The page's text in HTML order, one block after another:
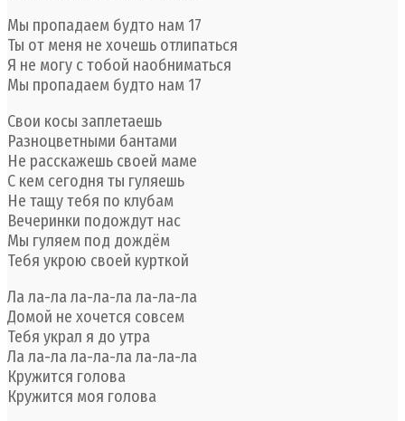
Мы пропадаем будто нам 17
Ты от меня не хочешь отлипаться
Я не могу с тобой наобниматься
Мы пропадаем будто нам 17
Свои косы заплетаешь
Разноцветными бантами
Не расскажешь своей маме
С кем сегодня ты гуляешь
Не тащу тебя по клубам
Вечеринки подождут нас
Мы гуляем под дождём
Тебя укрою своей курткой
Ла ла-ла ла-ла-ла ла-ла-ла
Домой не хочется совсем
Тебя украл я до утра
Ла ла-ла ла-ла-ла ла-ла-ла
Кружится голова
Кружится моя голова